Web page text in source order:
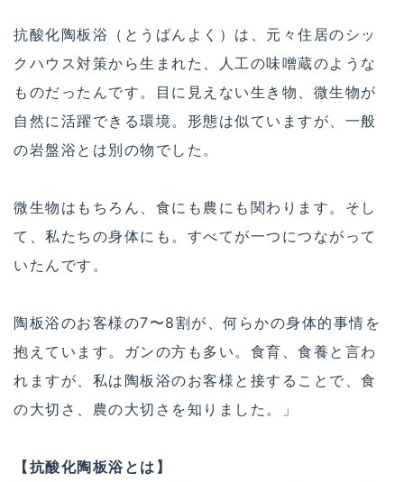
抗酸化陶板浴（とうばんよく）は、元々住居のシッ
クハウス対策から生まれた、人工の味噌蔵のような
ものだったんです。目に見えない生き物、微生物が
自然に活躍できる環境。形態は似ていますが、一般
の岩盤浴とは別の物でした。
微生物はもちろん、食にも農にも関わります。そし
て、私たちの身体にも。すべてが一つにつながって
いたんです。
陶板浴のお客様の7〜8割が、何らかの身体的事情を
抱えています。ガンの方も多い。食育、食養と言わ
れますが、私は陶板浴のお客様と接することで、食
の大切さ、農の大切さを知りました。」
【抗酸化陶板浴とは】